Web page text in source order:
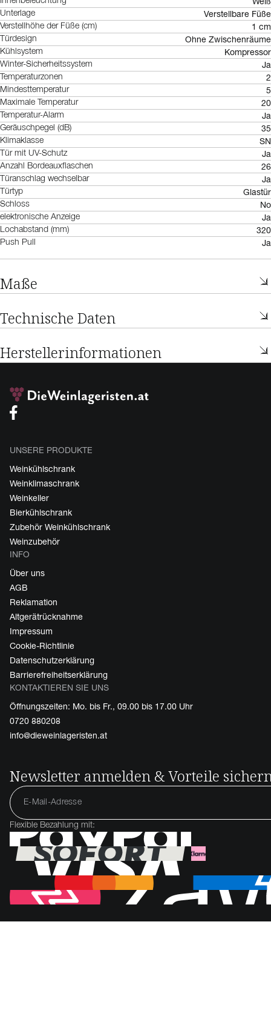
Unterlage Verstellbare Füße
Verstellhöhe der Füße (cm) 1 cm
Türdesign Ohne Zwischenräume
Kühlsystem Kompressor
Winter-Sicherheitssystem Ja
Temperaturzonen 2
Mindesttemperatur 5
Maximale Temperatur 20
Temperatur-Alarm Ja
Geräuschpegel (dB) 35
Klimaklasse SN
Tür mit UV-Schutz Ja
Anzahl Bordeauxflaschen 26
Türanschlag wechselbar Ja
Türtyp Glastür
Schloss No
elektronische Anzeige Ja
Lochabstand (mm) 320
Push Pull Ja
Maße
Technische Daten
Herstellerinformationen
UNSERE PRODUKTE
Weinkühlschrank
Weinklimaschrank
Weinkeller
Bierkühlschrank
Zubehör Weinkühlschrank
Weinzubehör
INFO
Über uns
AGB
Reklamation
Altgerätrücknahme
Impressum
Cookie-Richtlinie
Datenschutzerklärung
Barrierefreiheitserklärung
KONTAKTIEREN SIE UNS
Öffnungszeiten: Mo. bis Fr., 09.00 bis 17.00 Uhr
0720 880208
info@dieweinlageristen.at
Newsletter anmelden & Vorteile
Flexible Bezahlung mit: